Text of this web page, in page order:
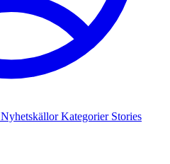
NyhetskällorKategorier Stories